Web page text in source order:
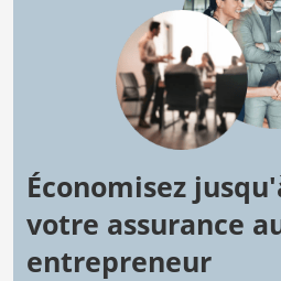
Économisez
votre assurance
entrepreneur